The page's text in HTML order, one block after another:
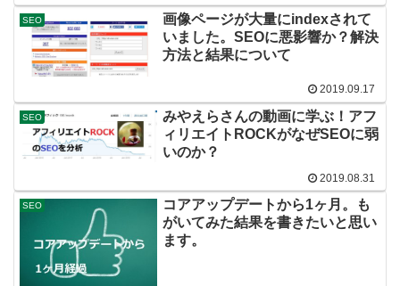
SEO
画像ページが大量にindexされて
いました。SEOに悪影響か？解決
方法と結果について
2019.09.17
SEO
みやえらさんの動画に学ぶ！アフ
ィリエイトROCKがなぜSEOに弱
いのか？
2019.08.31
SEO
コアアップデートから1ヶ月。も
がいてみた結果を書きたいと思い
ます。